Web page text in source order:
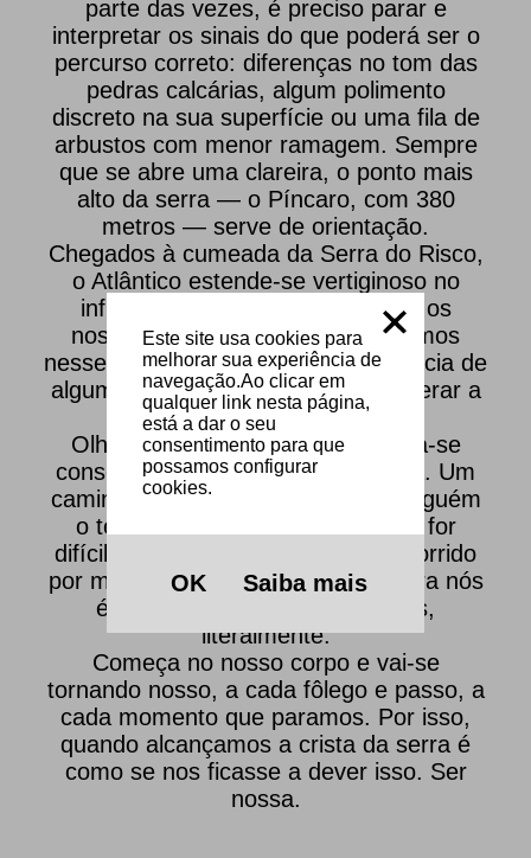
Este site usa cookies para
melhorar sua experiência de
navegação.Ao clicar em
qualquer link nesta página,
está a dar o seu
consentimento para que
possamos configurar
cookies.
OK Saiba mais
parte das vezes, é preciso parar e
interpretar os sinais do que poderá ser o
percurso correto: diferenças no tom das
pedras calcárias, algum polimento
discreto na sua superfície ou uma fila de
arbustos com menor ramagem. Sempre
que se abre uma clareira, o ponto mais
alto da serra — o Píncaro, com 380
metros — serve de orientação.
Chegados à cumeada da Serra do Risco,
o Atlântico estende-se vertiginoso no
infinito, terminando apenas para os
nossos olhos. Parece que imergimos
nesse lençol aquático e só a existência de
alguma embarcação permite recuperar a
noção do espaço.
Olhando na direção da terra toma-se
consciência da distância percorrida. Um
caminho passa a sê-lo depois de alguém
o ter feito. Mas se esse caminho for
difícil, mesmo que tenha sido percorrido
por muitos outros antes de nós, para nós
é novo, porque o conquistamos,
literalmente.
Começa no nosso corpo e vai-se
tornando nosso, a cada fôlego e passo, a
cada momento que paramos. Por isso,
quando alcançamos a crista da serra é
como se nos ficasse a dever isso. Ser
nossa.